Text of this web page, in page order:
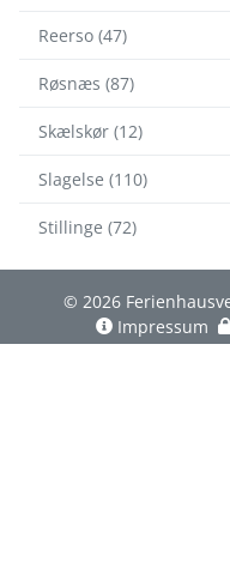
Reerso (47)
Røsnæs (87)
Skælskør (12)
Slagelse (110)
Stillinge (72)
© 2026
Impressum